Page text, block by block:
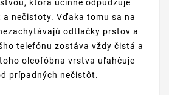
ktorá účinne odpudzuje
nečistoty. Vďaka tomu sa na
odtlačky prstov a
telefónu zostáva vždy čistá a
oleofóbna vrstva uľahčuje
prípadných nečistôt.